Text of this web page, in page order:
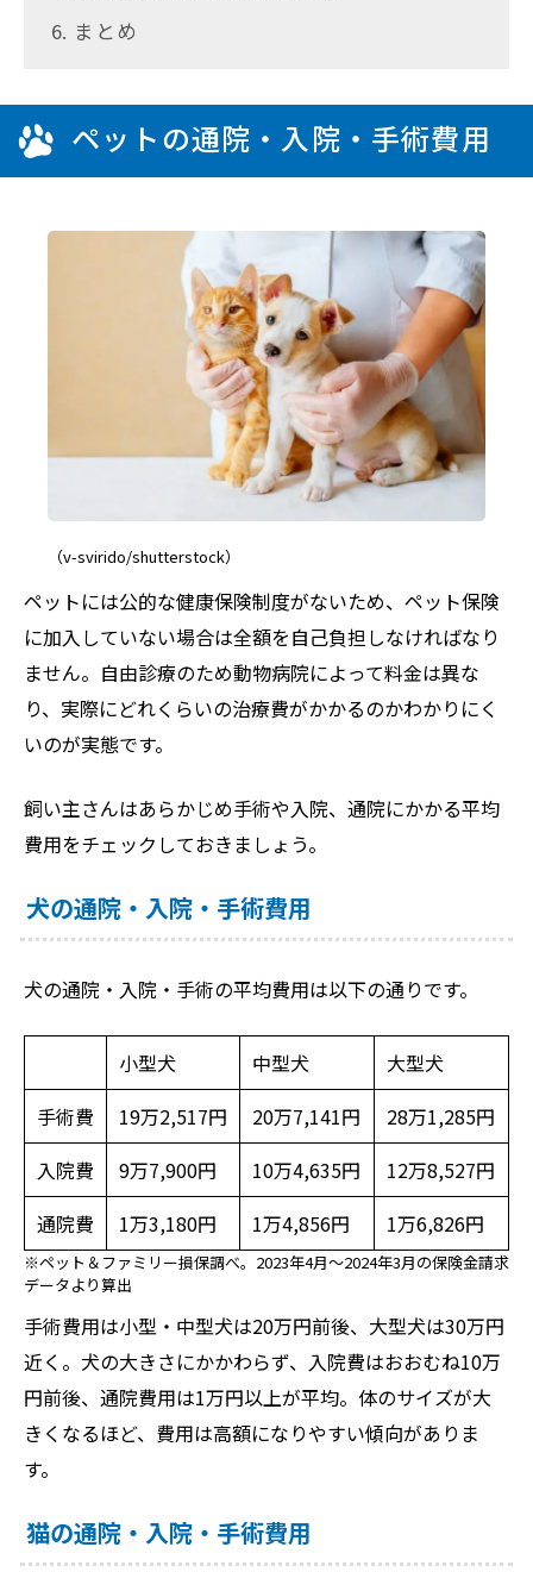
6. まとめ
ペットの通院・入院・手術費用
（v-svirido/shutterstock）
ペットには公的な健康保険制度がないため、ペット保険
に加入していない場合は全額を自己負担しなければなり
ません。自由診療のため動物病院によって料金は異な
り、実際にどれくらいの治療費がかかるのかわかりにく
いのが実態です。
飼い主さんはあらかじめ手術や入院、通院にかかる平均
費用をチェックしておきましょう。
犬の通院・入院・手術費用
犬の通院・入院・手術の平均費用は以下の通りです。
小型犬 中型犬
大型犬
手術費
19万2,517円 20万7,141円
28万1,285円
入院費
9万7,900円 10万4,635円
12万8,527円
通院費
1万3,180円 1万4,856円 1万6,826円
※ペット＆ファミリー損保調べ。2023年4月〜2024年3月の保険金請求
データより算出
手術費用は小型・中型犬は20万円前後、大型犬は30万円
近く。犬の大きさにかかわらず、入院費はおおむね10万
円前後、通院費用は1万円以上が平均。体のサイズが大
きくなるほど、費用は高額になりやすい傾向がありま
す。
猫の通院・入院・手術費用